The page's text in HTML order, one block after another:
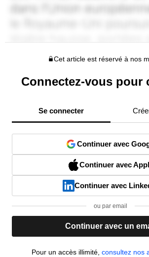
Cet article est réservé à nos
Connectez-vous pour
Se connecter
Continuer avec
Continuer avec
Continuer avec
ou par email
Continuer avec un
Pour un accès illimité, consultez nos